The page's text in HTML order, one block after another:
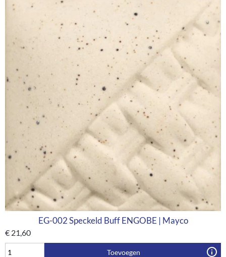
EG-002 Speckeld Buff ENGOBE | Mayco
€ 21,60
Toevoegen